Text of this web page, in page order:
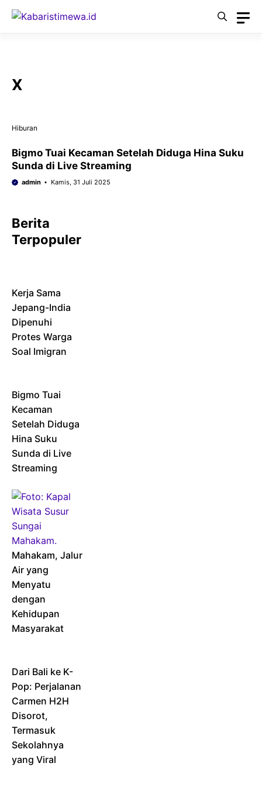
Langsung
X
Hiburan
Bigmo Tuai Kecaman Setelah Diduga Hina Suku
Sunda di Live Streaming
admin Kamis, 31 Juli 2025
Berita
Terpopuler
Kerja Sama
Jepang-India
Dipenuhi
Protes Warga
Soal Imigran
Bigmo Tuai
Kecaman
Setelah Diduga
Hina Suku
Sunda di Live
Streaming
Mahakam, Jalur
Air yang
Menyatu
dengan
Kehidupan
Masyarakat
Dari Bali ke K-
Pop: Perjalanan
Carmen H2H
Disorot,
Termasuk
Sekolahnya
yang Viral